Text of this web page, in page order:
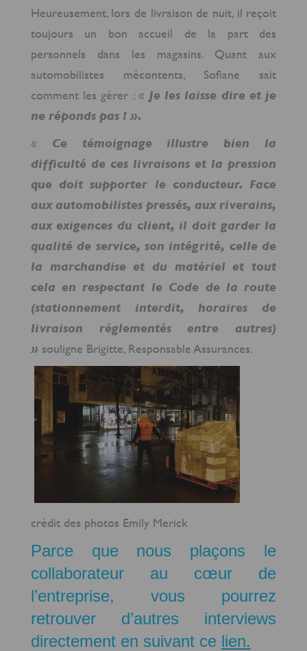
Heureusement, lors de livraison de nuit, il reçoit
toujours un bon accueil de la part des
personnels dans les magasins. Quant aux
automobilistes mécontents, Sofiane sait
comment les gérer : « Je les laisse dire et je
ne réponds pas ! ».
« Ce témoignage illustre bien la
difficulté de ces livraisons et la pression
que doit supporter le conducteur. Face
aux automobilistes pressés, aux riverains,
aux exigences du client, il doit garder la
qualité de service, son intégrité, celle de
la marchandise et du matériel et tout
cela en respectant le Code de la route
(stationnement interdit, horaires de
livraison réglementés entre autres)
» souligne Brigitte, Responsable Assurances.
crédit des photos Emily Merick
Parce que nous plaçons le
collaborateur au cœur de
l’entreprise, vous pourrez
retrouver d’autres interviews
directement en suivant ce lien.